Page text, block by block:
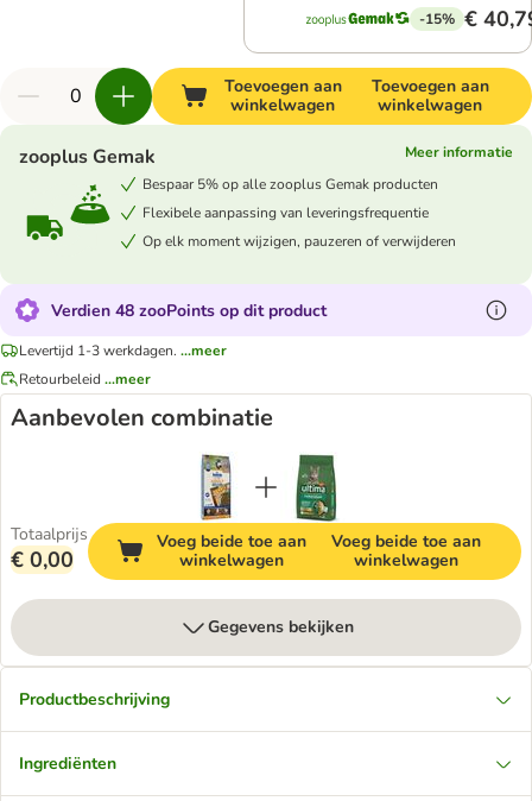
-15% €
Toevoegen aan
winkelwagen
Toevoegen aan
winkelwagen
zooplus Gemak
Meer informatie
Bespaar 5% op alle zooplus Gemak producten
Flexibele aanpassing van leveringsfrequentie
Op elk moment wijzigen, pauzeren of verwijderen
Verdien 48 zooPoints op dit product
Levertijd 1-3 werkdagen. ...meer
Retourbeleid ...meer
Aanbevolen combinatie
Totaalprijs
€ 0,00
Voeg beide toe aan
winkelwagen
Voeg beide toe aan
winkelwagen
Gegevens bekijken
Productbeschrijving
Ingrediënten